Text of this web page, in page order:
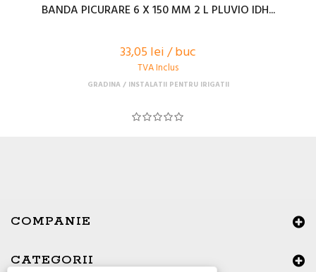
BANDA PICURARE 6 X 150 MM 2 L PLUVIO IDH...
33,05 lei / buc
TVA Inclus
GRADINA INSTALATII PENTRU IRIGATII
COMPANIE
CATEGORII